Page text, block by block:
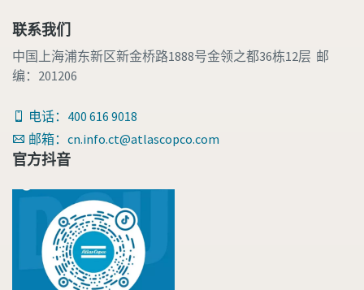
联系我们
中国上海浦东新区新金桥路1888号金领之都36栋12层 邮
编：201206
电话：400 616 9018
邮箱：cn.info.ct@atlascopco.com
官方抖音